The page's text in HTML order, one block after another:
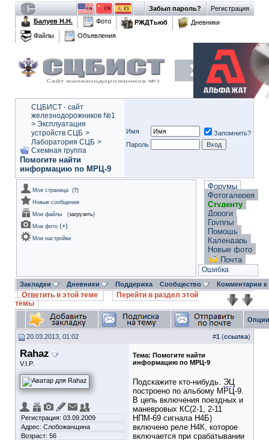
Регистрация
Забыл пароль?
Балуев Н.Н.
Фото РЖДТьюб
Дневники
Файлы
Объявления
СЦБИСТ - сайт
железнодорожников №1
> Эксплуатация
устройств СЦБ >
Лаборатория СЦБ >
Схемная группа
Помогите найти
информацию по МРЦ-9
Имя
Запомнить?
Пароль
Моя страница (?)
Новые сообщения
Мои файлы
(загрузить)
Мои фото (+)
Мои настройки
Форумы
Фотогалерея
Студенту
Дороги
Группы
Помощь
Календарь
Новые фото
Почта
Ошибка
Закладки Дневники Поддержка Сообщество Комментарии
Ответить в этой теме
Перейти в раздел этой
темы
20.03.2013, 01:02 #1 (ссылка)
Rahaz
V.I.P.
Регистрация: 03.09.2009
Адрес: Слобожанщина
Возраст: 56
Тема: Помогите найти
информацию по МРЦ-9
Подскажите кто-нибудь. ЭЦ
построено по альбому МРЦ-9.
В цепь включения поездных и
маневровых КС(2-1, 2-11
НПМ-69 сигнала Н4Б)
включено реле Н4К, которое
включается при срабатывании